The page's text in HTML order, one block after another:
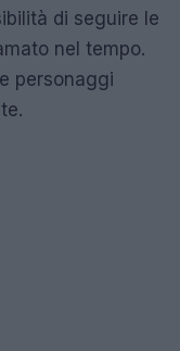
di seguire le
nel tempo.
personaggi